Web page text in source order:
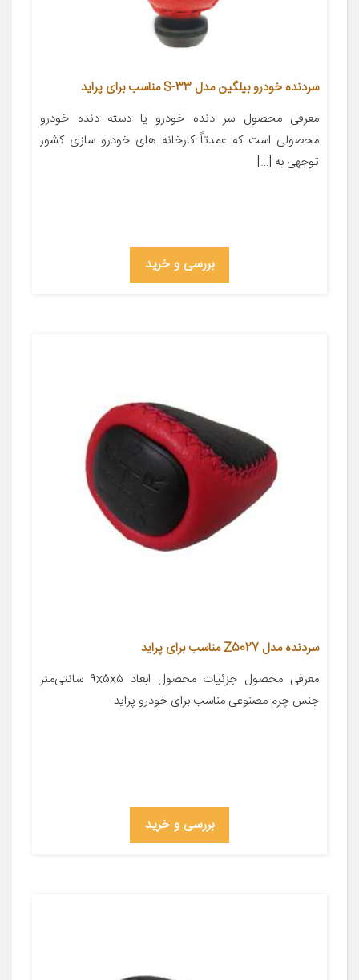
سردنده خودرو بیلگین مدل S-33 مناسب برای پراید
معرفی محصول سر دنده خودرو یا دسته دنده خودرو
محصولی است که عمدتاً کارخانه های خودرو سازی کشور
توجهی به […]
بررسی و خرید
سردنده مدل Z5027 مناسب برای پراید
معرفی محصول جزئیات محصول ابعاد ۹x۵x۵ سانتی‌متر
جنس چرم مصنوعی مناسب برای خودرو پراید
بررسی و خرید